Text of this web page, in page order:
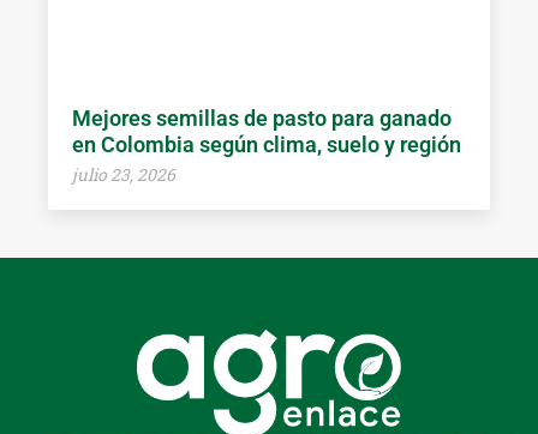
Mejores semillas de pasto para ganado
en Colombia según clima, suelo y región
julio 23, 2026